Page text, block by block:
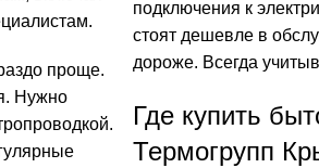
проще.
Нужно
подключения к
стоят дешевле в
дороже. Всегда
Где купить
Термогрупп